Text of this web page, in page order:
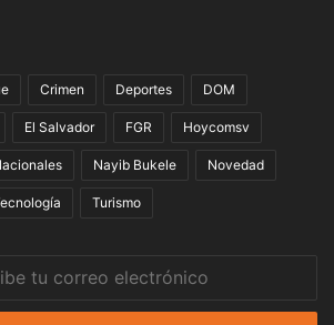
Crimen Deportes DOM
El Salvador FGR Hoycomsv
Nayib Bukele Novedad
Turismo